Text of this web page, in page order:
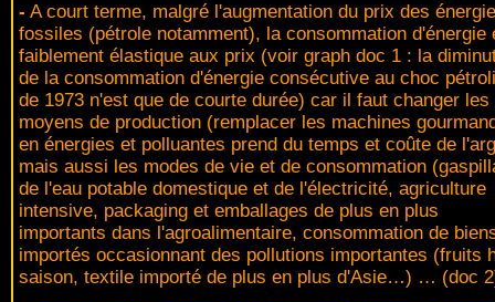
- A court terme, malgré l'augmentation du prix des
fossiles (pétrole notamment), la consommation d'énergie
faiblement élastique aux prix (voir graph doc 1 : la
de la consommation d'énergie consécutive au choc
de 1973 n'est que de courte durée) car il faut changer les
moyens de production (remplacer les machines
en énergies et polluantes prend du temps et coûte de
mais aussi les modes de vie et de consommation
de l'eau potable domestique et de l'électricité, agriculture
intensive, packaging et emballages de plus en plus
importants dans l'agroalimentaire, consommation de
importés occasionnant des pollutions importantes (fruits
saison, textile importé de plus en plus d'Asie…) … (doc